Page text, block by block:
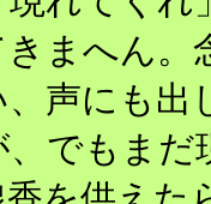
まへん。
、声にも出
、でもまだ